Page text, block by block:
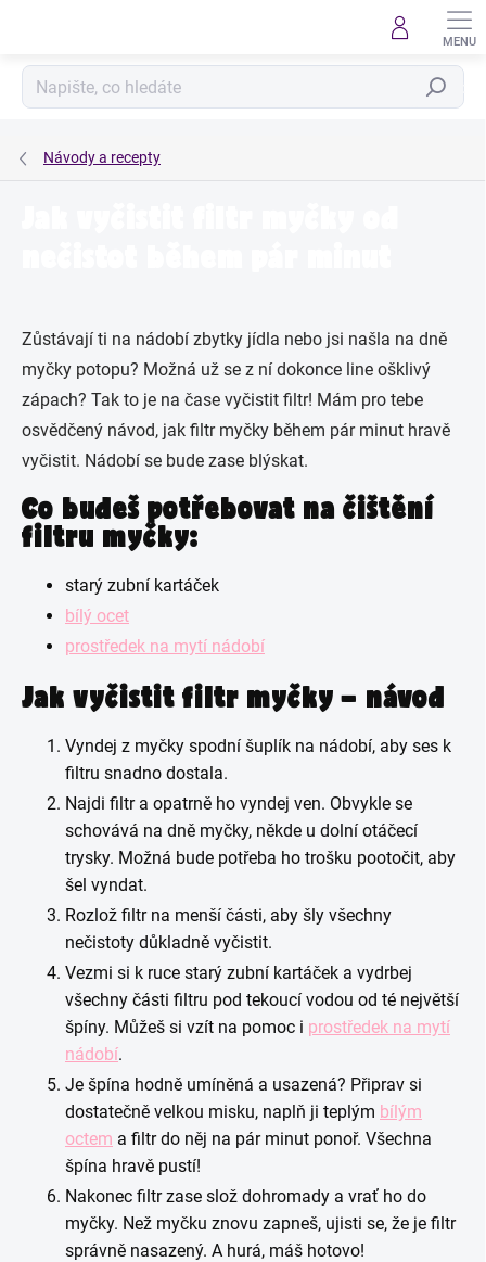
Hledat
Návody a recepty
Zůstávají ti na nádobí zbytky jídla nebo jsi našla na dně
myčky potopu? Možná už se z ní dokonce line ošklivý
zápach? Tak to je na čase vyčistit filtr! Mám pro tebe
osvědčený návod, jak filtr myčky během pár minut hravě
vyčistit. Nádobí se bude zase blýskat.
Co budeš potřebovat na čištění
filtru myčky:
starý zubní kartáček
bílý ocet
prostředek na mytí nádobí
Jak vyčistit filtr myčky – návod
Vyndej z myčky spodní šuplík na nádobí, aby ses k
filtru snadno dostala.
Najdi filtr a opatrně ho vyndej ven. Obvykle se
schovává na dně myčky, někde u dolní otáčecí
trysky. Možná bude potřeba ho trošku pootočit, aby
šel vyndat.
Rozlož filtr na menší části, aby šly všechny
nečistoty důkladně vyčistit.
Vezmi si k ruce starý zubní kartáček a vydrbej
všechny části filtru pod tekoucí vodou od té největší
špíny. Můžeš si vzít na pomoc i prostředek na mytí
nádobí.
Je špína hodně umíněná a usazená? Připrav si
dostatečně velkou misku, naplň ji teplým bílým
octem a filtr do něj na pár minut ponoř. Všechna
špína hravě pustí!
Nakonec filtr zase slož dohromady a vrať ho do
myčky. Než myčku znovu zapneš, ujisti se, že je filtr
správně nasazený. A hurá, máš hotovo!